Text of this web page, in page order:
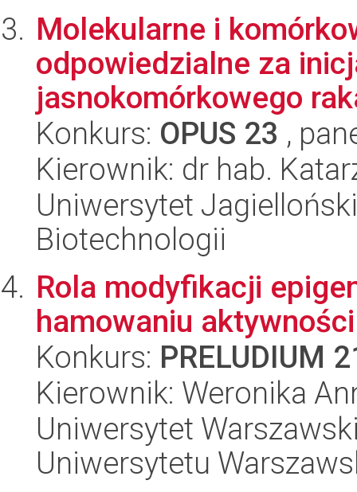
Molekularne i
odpowiedzialne za
jasnokomórkowego
Konkurs: OPUS 23 ,
Kierownik: dr hab.
Uniwersytet
Biotechnologii
Rola modyfikacji
hamowaniu
Konkurs: PRELUDIUM
Kierownik: Weronika
Uniwersytet
Uniwersytetu